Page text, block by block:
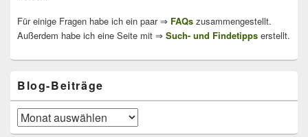
Für einige Fragen habe ich ein paar ⇒ FAQs zusammengestellt.
Außerdem habe ich eine Seite mit ⇒ Such- und Findetipps erstellt.
Blog-Beiträge
Blog-
Beiträge